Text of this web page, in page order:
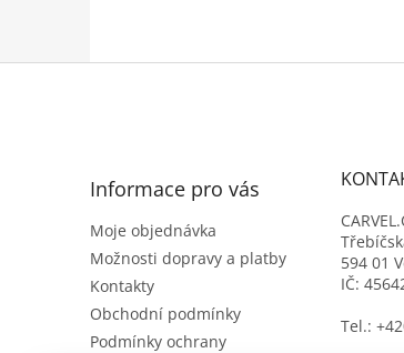
Informace pro vás
Moje objednávka
Možnosti dopravy a platby
Kontakty
Obchodní podmínky
Podmínky ochrany
594 01
IČ:
Tel.: